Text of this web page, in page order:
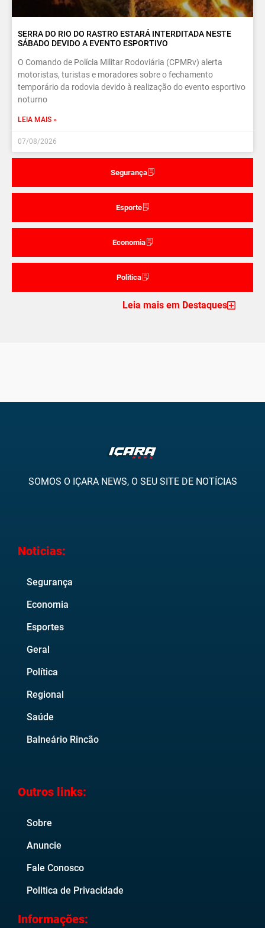
Segurança
Esporte
Economia
Politica
SERRA DO RIO DO RASTRO ESTARÁ INTERDITADA NESTE
SÁBADO DEVIDO A EVENTO ESPORTIVO
O Comando de Polícia Militar Rodoviária (CPMRv) alerta
motoristas, turistas e moradores sobre o fechamento
temporário da rodovia devido à realização do evento esportivo
noturno
LEIA MAIS »
07/08/2026
Leia mais em Destaques
SOMOS O IÇARA NEWS, O SEU SITE DE NOTÍCIAS
Noticias:
Segurança
Economia
Esportes
Geral
Política
Regional
Saúde
Balneário Rincão
Outros links:
Sobre
Anuncie
Fale Conosco
Politica de Privacidade
Informações: